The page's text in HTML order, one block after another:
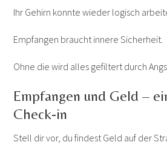
Ihr Gehirn konnte wieder logisch
Empfangen braucht innere Sicherheit.
Ohne die wird alles gefiltert durch
Empfangen und Geld –
Check-in
Stell dir vor, du findest Geld auf der